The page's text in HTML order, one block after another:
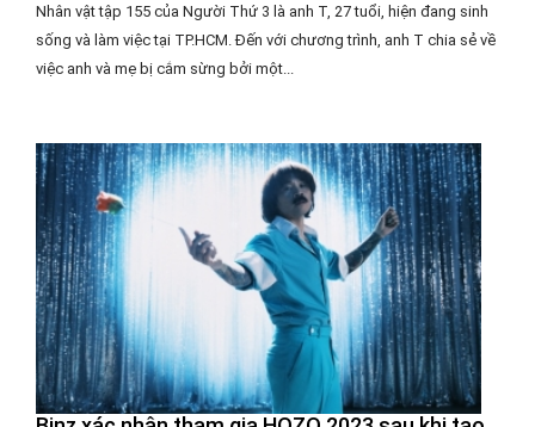
Nhân vật tập 155 của Người Thứ 3 là anh T, 27 tuổi, hiện đang sinh
sống và làm việc tại TP.HCM. Đến với chương trình, anh T chia sẻ về
việc anh và mẹ bị cắm sừng bởi một...